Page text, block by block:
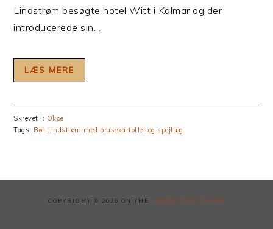
Lindstrøm besøgte hotel Witt i Kalmar og der
introducerede sin…
LÆS MERE
Skrevet i: Okse
Tags: Bøf Lindstrøm med brasekartofler og spejlæg
COPYRIGHT © 2026 ON THE FOODIE PRO THEME